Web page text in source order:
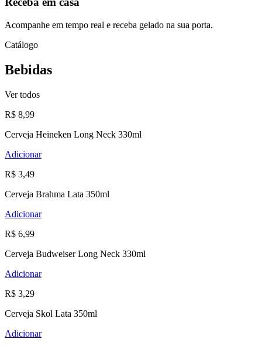
Acompanhe em tempo real e receba gelado na sua porta.
Catálogo
Bebidas
Ver todos
R$ 8,99
Cerveja Heineken Long Neck 330ml
Adicionar
R$ 3,49
Cerveja Brahma Lata 350ml
Adicionar
R$ 6,99
Cerveja Budweiser Long Neck 330ml
Adicionar
R$ 3,29
Cerveja Skol Lata 350ml
Adicionar